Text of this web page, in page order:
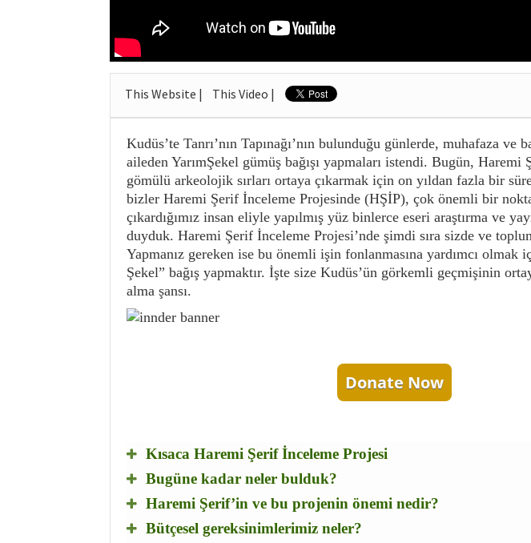
This Website | This Video |
Kudüs’te Tanrı’nın Tapınağı’nın bulunduğu günlerde, muhafaza ve
aileden YarımŞekel gümüş bağışı yapmaları istendi. Bugün, Haremi
gömülü arkeolojik sırları ortaya çıkarmak için on yıldan fazla bir
bizler Haremi Şerif İnceleme Projesinde (HŞİP), çok önemli bir
çıkardığımız insan eliyle yapılmış yüz binlerce eseri araştırma ve
duyduk. Haremi Şerif İnceleme Projesi’nde şimdi sıra sizde ve
Yapmanız gereken ise bu önemli işin fonlanmasına yardımcı olmak
Şekel” bağış yapmaktır. İşte size Kudüs’ün görkemli geçmişinin
alma şansı.
Donate Now
Kısaca Haremi Şerif İnceleme Projesi
Bugüne kadar neler bulduk?
Haremi Şerif’in ve bu projenin önemi nedir?
Bütçesel gereksinimlerimiz neler?